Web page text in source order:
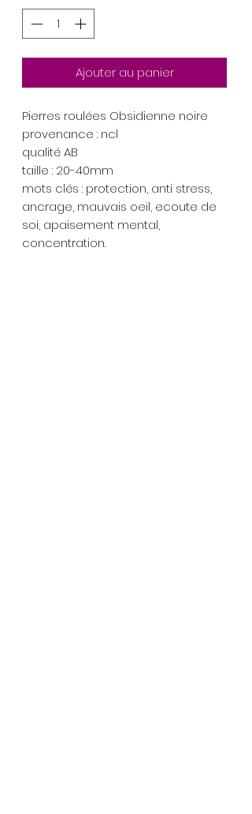
Ajouter au panier
Pierres roulées Obsidienne noire
provenance : ncl
qualité AB
taille : 20-40mm
mots clés : protection, anti stress,
ancrage, mauvais oeil, ecoute de
soi, apaisement mental,
concentration.